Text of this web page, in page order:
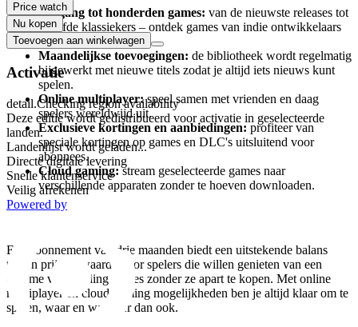
Toegang tot honderden games: van de nieuwste releases tot
geliefde klassiekers – ontdek games van indie ontwikkelaars
en grote uitgevers.
Maandelijkse toevoegingen: de bibliotheek wordt regelmatig
bijgewerkt met nieuwe titels zodat je altijd iets nieuws kunt
spelen.
Online multiplayer:speel samen met vrienden en daag
spelers wereldwijd uit.
Exclusieve kortingen en aanbiedingen: profiteer van
speciale kortingen op games en DLC's uitsluitend voor
abonnees.
Cloud gaming:stream geselecteerde games naar
verschillende apparaten zonder te hoeven downloaden.
Een abonnement van drie maanden biedt een uitstekende balans
tussen prijs en waarde voor spelers die willen genieten van een
enorme verzameling games zonder ze apart te kopen. Met online
multiplayer en cloud gaming mogelijkheden ben je altijd klaar om te
spelen, waar en wanneer dan ook.
Price watch
Nu kopen
Toevoegen aan winkelwagen
Activatie
detail.Checking region availability
Deze editie wordt gedistribueerd voor activatie in geselecteerde
landen.
Landenlijst wordt geladen...
Directe digitale levering
Snelle klantenservice
Veilig afrekenen
Powered by